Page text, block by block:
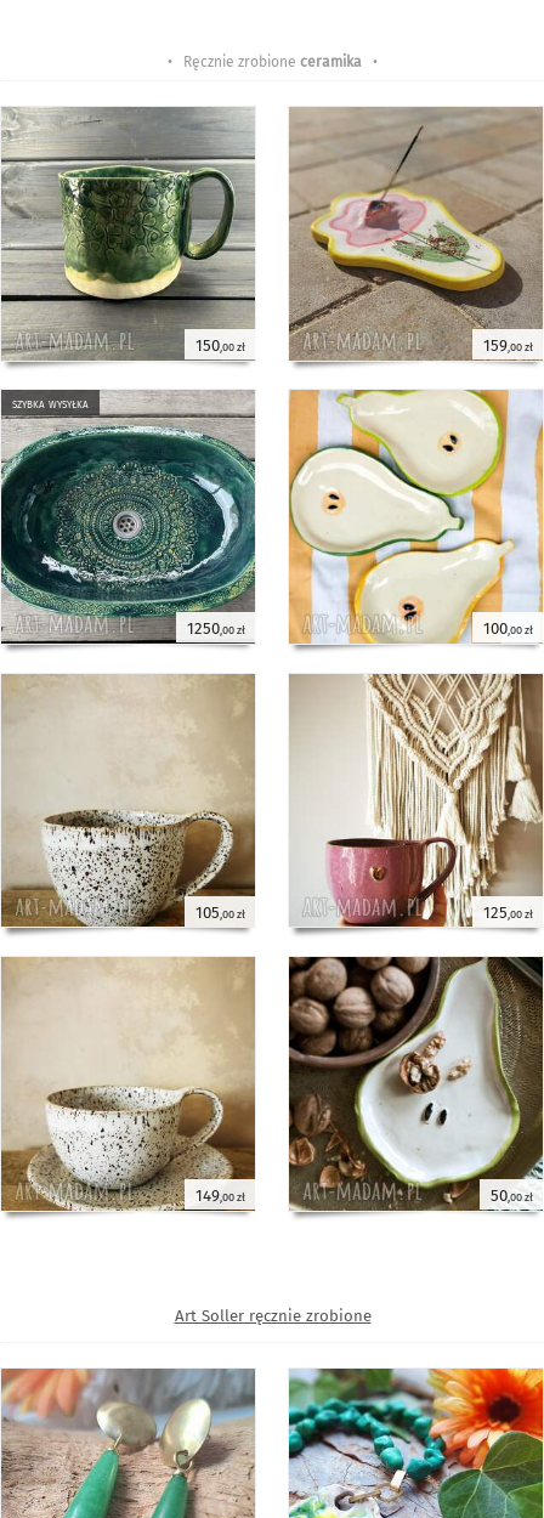
• Ręcznie zrobione ceramika•
150,00 zł 159,00 zł
szybka wysyłka
1250,00 zł 100,00 zł
105 ,00 zł 125 ,00 zł
149,00 zł 50,00 zł
Art Soller ręcznie zrobione